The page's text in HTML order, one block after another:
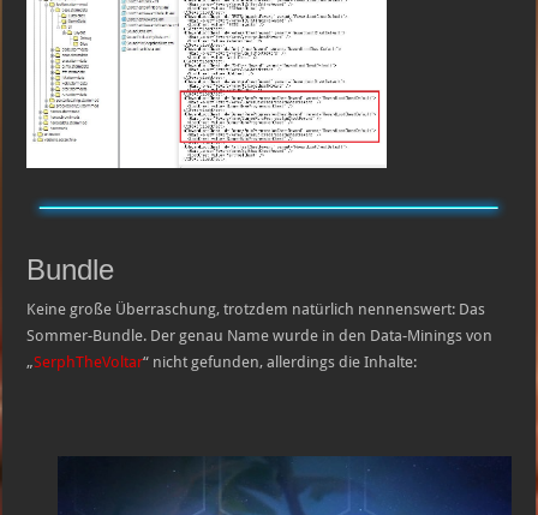
Bundle
Keine große Überraschung, trotzdem natürlich nennenswert: Das
Sommer-Bundle. Der genau Name wurde in den Data-Minings von
„SerphTheVoltar“ nicht gefunden, allerdings die Inhalte: